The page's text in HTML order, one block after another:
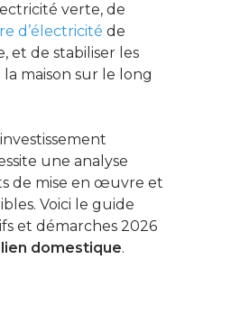
verte, de
d’électricité de
et de stabiliser les
maison sur le long
une analyse
de mise en œuvre et
Voici le guide
et démarches 2026
domestique.